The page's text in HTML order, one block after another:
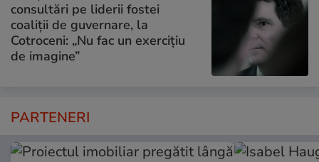
consultări pe liderii fostei
coaliții de guvernare, la
Cotroceni: „Nu fac un exercițiu
de imagine”
PARTENERI